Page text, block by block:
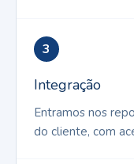
3
Integração
Entramos nos
do cliente, com